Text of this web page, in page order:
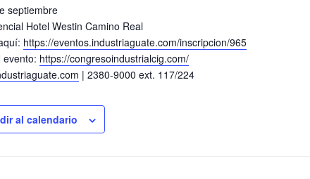
septiembre
Hotel Westin Camino Real
https://eventos.industriaguate.com/inscripcion/965
evento: https://congresoindustrialcig.com/
| 2380-9000 ext. 117/224
al calendario